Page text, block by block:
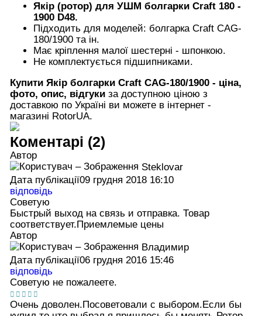
Якір (ротор) для УШМ болгарки Craft 180 -
1900 D48.
Підходить для моделей: болгарка Craft CAG-
180/1900 та ін.
Має кріплення малої шестерні - шпонкою.
Не комплектується підшипниками.
Купити Якір болгарки Craft CAG-180/1900 - ціна,
фото, опис, відгуки за доступною ціною з
доставкою по Україні ви можете в інтернет -
магазині RotorUA.
Коментарі (2)
Автор
Steklovar
Дата публікації09 грудня 2018 16:10
відповідь
Советую
Быстрый выход на связь и отправка. Товар
соответствует.Приемлемые цены
Автор
Владимир
Дата публікації06 грудня 2016 15:46
відповідь
Советую не пожалеете.
Очень доволен.Посоветовали с выбором.Если бы